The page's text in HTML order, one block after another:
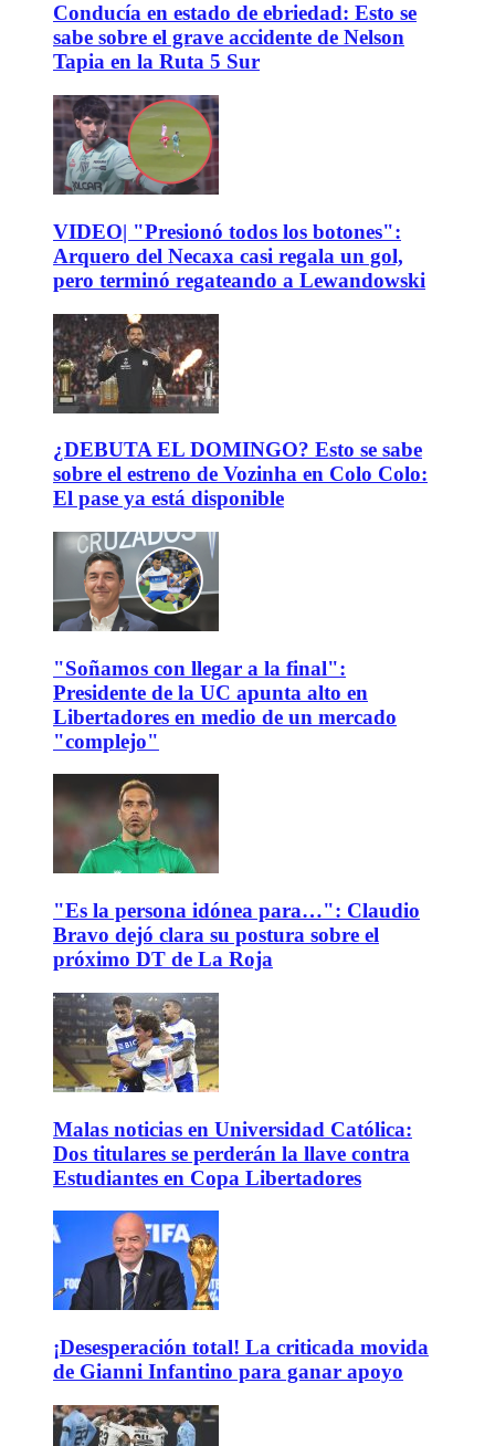
Conducía en estado de ebriedad: Esto se
sabe sobre el grave accidente de Nelson
Tapia en la Ruta 5 Sur
VIDEO| "Presionó todos los botones":
Arquero del Necaxa casi regala un gol,
pero terminó regateando a Lewandowski
¿DEBUTA EL DOMINGO? Esto se sabe
sobre el estreno de Vozinha en Colo Colo:
El pase ya está disponible
"Soñamos con llegar a la final":
Presidente de la UC apunta alto en
Libertadores en medio de un mercado
"complejo"
"Es la persona idónea para…": Claudio
Bravo dejó clara su postura sobre el
próximo DT de La Roja
Malas noticias en Universidad Católica:
Dos titulares se perderán la llave contra
Estudiantes en Copa Libertadores
¡Desesperación total! La criticada movida
de Gianni Infantino para ganar apoyo